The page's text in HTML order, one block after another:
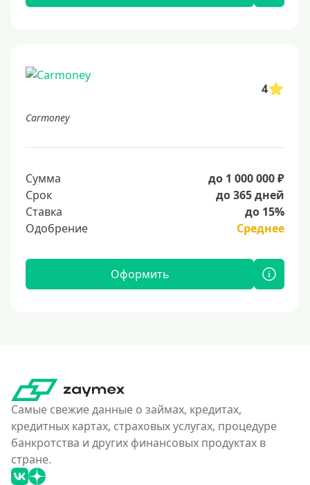
4
Carmoney
Сумма
до 1 000 000 ₽
Срок
до 365 дней
Ставка
до 15%
Одобрение
Среднее
Оформить
Самые свежие данные о займах, кредитах,
кредитных картах, страховых услугах, процедуре
банкротства и других финансовых продуктах в
стране.